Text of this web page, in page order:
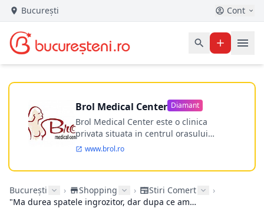
București Cont
Brol Medical Center Diamant
Brol Medical Center este o clinica
privata situata in centrul orasului
Timisoara avand o experienta de
Incepand din anul 2009 clinica isi
ultramodern.
www.brol.ro
București › Shopping › Stiri Comert
›
"Ma durea spatele ingrozitor, dar dupa ce am pus un topper pe pat..."